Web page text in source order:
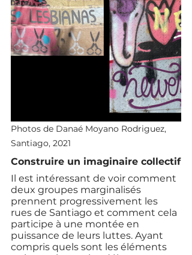
Photos de Danaé Moyano Rodriguez,
Santiago, 2021
Construire un imaginaire collectif
Il est intéressant de voir comment
deux groupes marginalisés
prennent progressivement les
rues de Santiago et comment cela
participe à une montée en
puissance de leurs luttes. Ayant
compris quels sont les éléments